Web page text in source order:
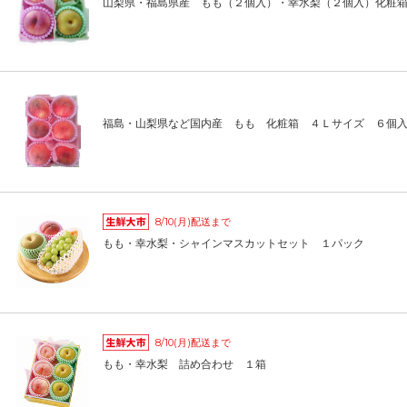
福島・山梨県など国内産 もも 化粧箱 ４Ｌサイズ ６個
8/10(月)配送まで
もも・幸水梨・シャインマスカットセット １パック
8/10(月)配送まで
もも・幸水梨 詰め合わせ １箱